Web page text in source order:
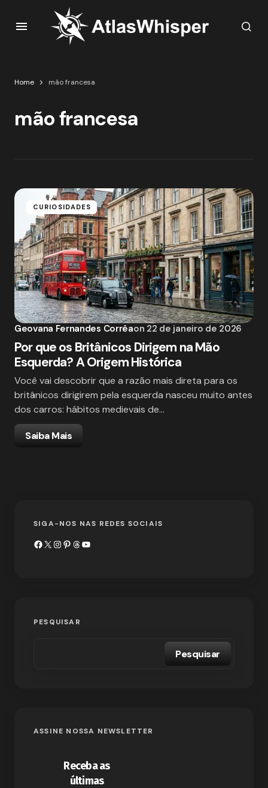
Home mão francesa
mão francesa
CURIOSIDADES
Geovana Fernandes Corrêaon 22 de janeiro de 2026
Por que os Britânicos Dirigem na Mão
Esquerda? A Origem Histórica
Você vai descobrir que a razão mais direta para os
britânicos dirigirem pela esquerda nasceu muito antes
dos carros: hábitos medievais de…
Saiba Mais
SIGA-NOS NAS REDES SOCIAIS
PESQUISAR
Pesquisar
ASSINE NOSSA NEWSLETTER
Receba as
últimas